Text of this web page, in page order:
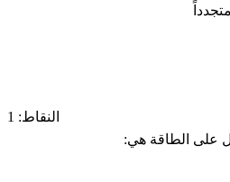
النقاط: 1
على الطاقة هي: